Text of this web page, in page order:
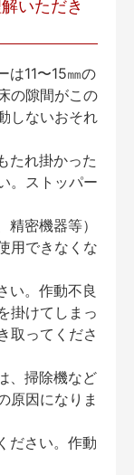
いただき
は11〜15㎜の
の隙間がこの
しないおそれ
たれ掛かった
。ストッパー
密機器等）
用できなくな
い。作動不良
掛けてしまっ
取ってくださ
、掃除機など
原因になりま
ださい。作動